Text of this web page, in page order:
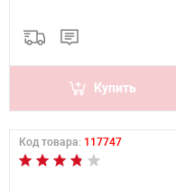
Купить
Код товара: 117747